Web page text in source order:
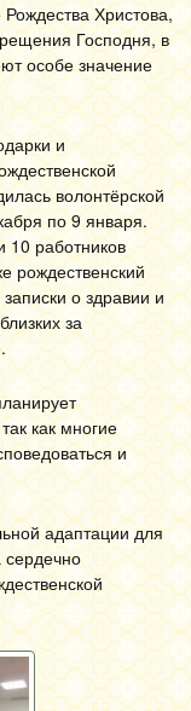
Христова,
Господня, в
особе значение
и
волонтёрской
по 9 января.
10 работников
рождественский
о здравии и
за
как многие
и
адаптации для
сердечно